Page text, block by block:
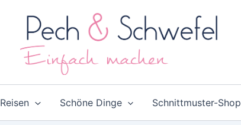
Reisen Schöne Dinge Schnittmuster-Shop